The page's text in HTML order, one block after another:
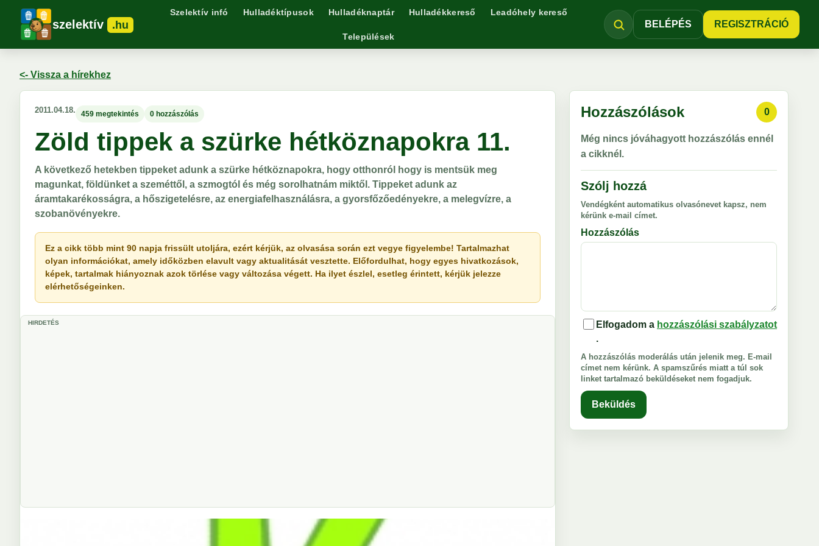
szelektív .hu
Szelektív infó Hulladéktípusok Hulladéknaptár Hulladékkereső Leadóhely kereső
Települések
BELÉPÉS REGISZTRÁCIÓ
<- Vissza a hírekhez
2011.04.18. 459 megtekintés 0 hozzászólás
Zöld tippek a szürke hétköznapokra 11.
A következő hetekben tippeket adunk a szürke hétköznapokra, hogy otthonról hogy is mentsük meg
magunkat, földünket a szeméttől, a szmogtól és még sorolhatnám miktől. Tippeket adunk az
áramtakarékosságra, a hőszigetelésre, az energiafelhasználásra, a gyorsfőzőedényekre, a melegvízre, a
szobanövényekre.
Ez a cikk több mint 90 napja frissült utoljára, ezért kérjük, az olvasása során ezt vegye figyelembe! Tartalmazhat
olyan információkat, amely időközben elavult vagy aktualitását vesztette. Előfordulhat, hogy egyes hivatkozások,
képek, tartalmak hiányoznak azok törlése vagy változása végett. Ha ilyet észlel, esetleg érintett, kérjük jelezze
elérhetőségeinken.
HIRDETÉS
Hozzászólások 0
Még nincs jóváhagyott hozzászólás ennél
a cikknél.
Szólj hozzá
Vendégként automatikus olvasónevet kapsz, nem
kérünk e-mail címet.
Hozzászólás
Elfogadom a hozzászólási szabályzatot
.
A hozzászólás moderálás után jelenik meg. E-mail
címet nem kérünk. A spamszűrés miatt a túl sok
linket tartalmazó beküldéseket nem fogadjuk.
Beküldés